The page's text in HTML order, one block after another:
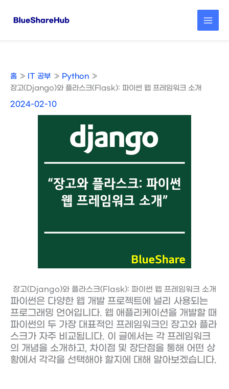
홈 IT 공부
Python
장고(Django)와 플라스크(Flask): 파이썬 웹 프레임워크 소개
2024-02-10
장고(Django)와 플라스크(Flask): 파이썬 웹 프레임워크 소개
파이썬은 다양한 웹 개발 프로젝트에 널리 사용되는
프로그래밍 언어입니다. 웹 애플리케이션을 개발할 때
파이썬의 두 가장 대표적인 프레임워크인 장고와 플라
스크가 자주 비교됩니다. 이 글에서는 각 프레임워크
의 개념을 소개하고, 차이점 및 장단점을 통해 어떤 상
황에서 각각을 선택해야 할지에 대해 알아보겠습니다.